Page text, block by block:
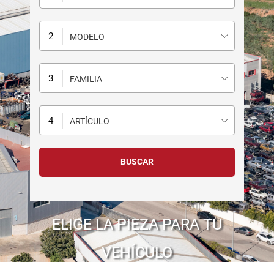
MODELO
FAMILIA
ARTÍCULO
ELIGE LA PIEZA PARA TU
VEHÍCULO